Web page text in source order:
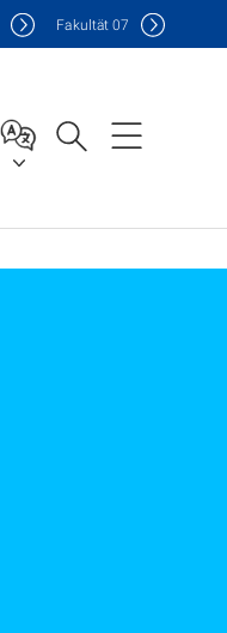
Fakultät07